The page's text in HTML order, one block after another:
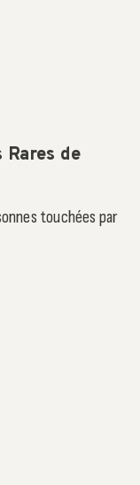
Rares de
touchées par